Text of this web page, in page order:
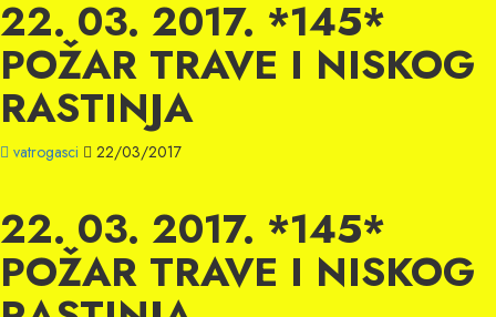
22. 03. 2017. *145*
POŽAR TRAVE I NISKOG
RASTINJA
vatrogasci 22/03/2017
22. 03. 2017. *145*
POŽAR TRAVE I NISKOG